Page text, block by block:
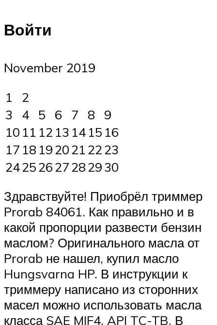
Войти
November 2019
1
2
3
4 5 6 7 8
9
10 11 12 13 14 15 16
17 18 192021 2223
24252627282930
Здравствуйте! Приобрёл триммер
Prorab 84061. Как правильно и в
какой пропорции развести бензин
маслом? Оригинального масла от
Prorab не нашел, купил масло
Hungsvarna HP. В инструкции к
триммеру написано из сторонних
масел можно использовать масла
класса SAE MIF4, API TC-TB. В